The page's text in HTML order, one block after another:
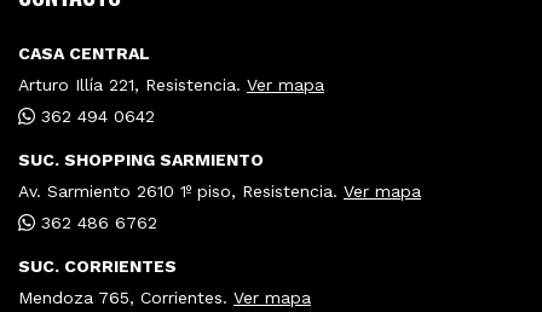
CASA CENTRAL
Arturo Illía 221, Resistencia. Ver mapa
362 494 0642
SUC. SHOPPING SARMIENTO
Av. Sarmiento 2610 1º piso, Resistencia. Ver mapa
362 486 6762
SUC. CORRIENTES
Mendoza 765, Corrientes. Ver mapa